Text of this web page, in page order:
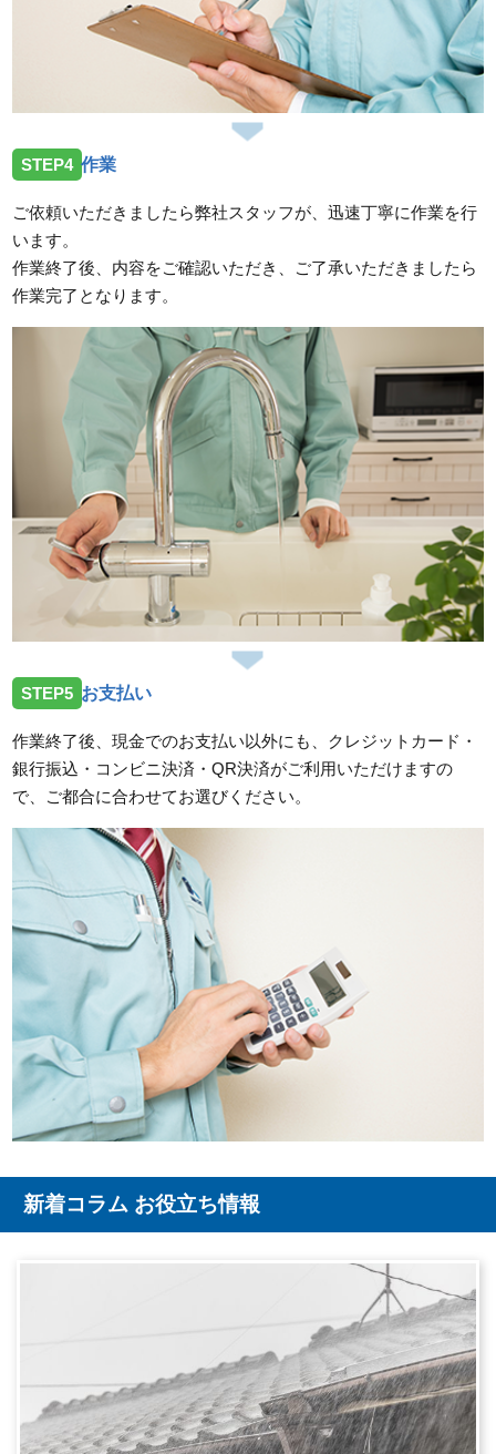
STEP4 作業
ご依頼いただきましたら弊社スタッフが、迅速丁寧に作業を行
います。
作業終了後、内容をご確認いただき、ご了承いただきましたら
作業完了となります。
STEP5 お支払い
作業終了後、現金でのお支払い以外にも、クレジットカード・
銀行振込・コンビニ決済・QR決済がご利用いただけますの
で、ご都合に合わせてお選びください。
新着コラム お役立ち情報